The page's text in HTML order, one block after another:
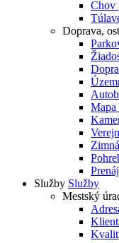
Chov
Doprava,
Mapa
Služby Služby
Mestský